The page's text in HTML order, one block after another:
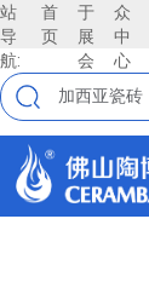
站
导
航:
首
页
于
展
会
众
中
心